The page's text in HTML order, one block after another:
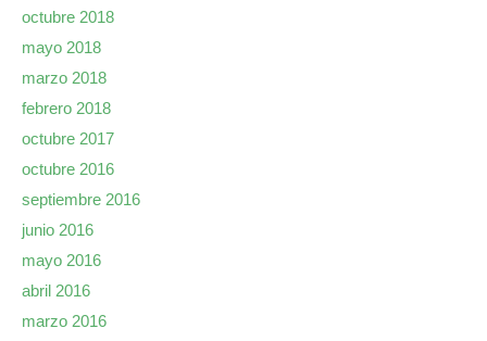
octubre 2018
mayo 2018
marzo 2018
febrero 2018
octubre 2017
octubre 2016
septiembre 2016
junio 2016
mayo 2016
abril 2016
marzo 2016